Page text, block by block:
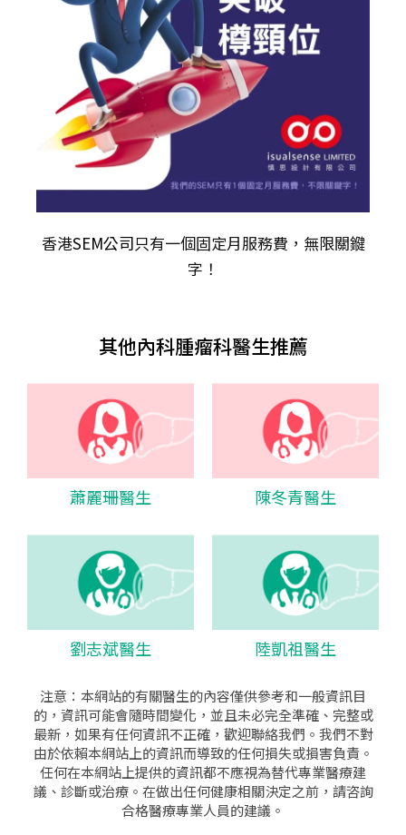
香港SEM公司只有一個固定月服務費，無限關𨫡
字！
其他內科腫瘤科醫生推薦
蕭麗珊醫生 陳冬青醫生
劉志斌醫生 陸凱祖醫生
注意：本網站的有關醫生的內容僅供參考和一般資訊目
的，資訊可能會隨時間變化，並且未必完全準確、完整或
最新，如果有任何資訊不正確，歡迎聯絡我們。我們不對
由於依賴本網站上的資訊而導致的任何損失或損害負責。
任何在本網站上提供的資訊都不應視為替代專業醫療建
議、診斷或治療。在做出任何健康相關決定之前，請咨詢
合格醫療專業人員的建議。